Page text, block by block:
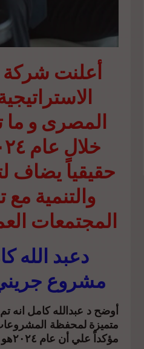
أعلنت شركة
المصرى و ما
حقيقياً يضاف
والتنمية
المجتمعات
دعبد الله
مشروع جريني
أوضح د عبدالله كامل انه
متميزة لمحفظة
مؤكداً علي أن عام ٢٠٢٤هو عام الاستثمار والتشيد في السوق العقاري.